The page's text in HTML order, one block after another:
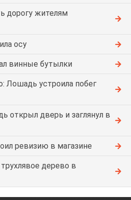
дорогу жителям
осу
винные бутылки
Лошадь устроила побег
дверь и заглянул в
ревизию в магазине
дерево в